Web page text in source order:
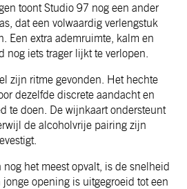
toont Studio 97 nog een ander
dat een volwaardig verlengstuk
Een extra ademruimte, kalm en
nog iets trager lijkt te verlopen.
zijn ritme gevonden. Het hechte
dezelfde discrete aandacht en
te doen. De wijnkaart ondersteunt
de alcoholvrije pairing zijn
het meest opvalt, is de snelheid
opening is uitgegroeid tot een